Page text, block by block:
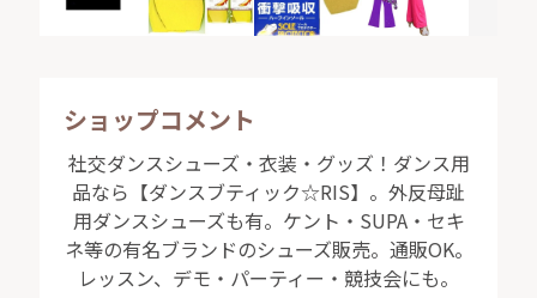
今回の赤い靴をご注文いただいた、メールの一部です。
★お客様（イチゴ様）より
赤い靴、憧れだったのです。
いつも無難な黒ばかり選んでしまって、派手な靴は服に合わないとお
もってました。
ショップコメント
社交ダンスシューズ・衣装・グッズ！ダンス用
品なら【ダンスブティック☆RIS】。外反母趾
用ダンスシューズも有。ケント・SUPA・セキ
ネ等の有名ブランドのシューズ販売。通販OK。
レッスン、デモ・パーティー・競技会にも。